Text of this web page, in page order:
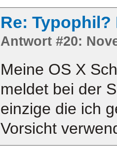
Re:
Antwort #20:
Meine OS X
meldet bei der
einzige die ich
Vorsicht